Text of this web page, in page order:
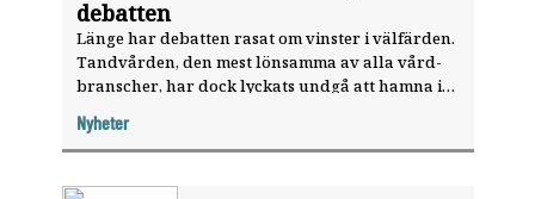
debatten
Länge har debatten rasat om vinster i välfärden.
­Tandvården, den mest lönsamma av alla vård­
branscher, har dock lyckats undgå att hamna i
tand­vården ses som en udda fågel i debatten om
­privatiseringar och vinster.
Nyheter